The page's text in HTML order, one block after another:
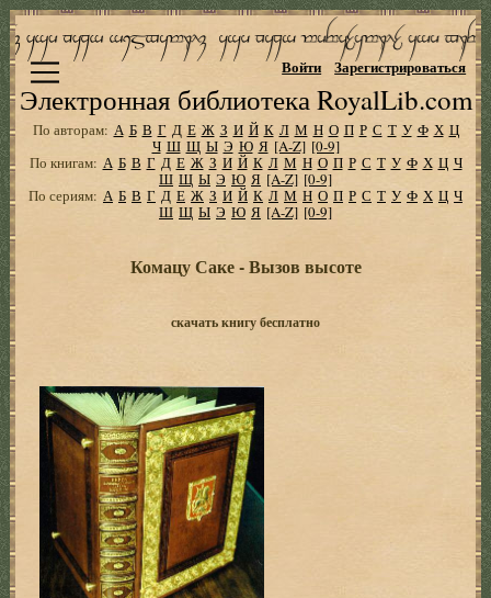
Электронная библиотека RoyalLib.com
Войти Зарегистрироваться
По авторам: А Б В Г Д Е Ж З И Й К Л М Н О П Р С Т У Ф Х Ц
Ч Ш Щ Ы Э Ю Я [A-Z] [0-9]
По книгам: А Б В Г Д Е Ж З И Й К Л М Н О П Р С Т У Ф Х Ц Ч
Ш Щ Ы Э Ю Я [A-Z] [0-9]
По сериям: А Б В Г Д Е Ж З И Й К Л М Н О П Р С Т У Ф Х Ц Ч
Ш Щ Ы Э Ю Я [A-Z] [0-9]
Комацу Саке - Вызов высоте
скачать книгу бесплатно